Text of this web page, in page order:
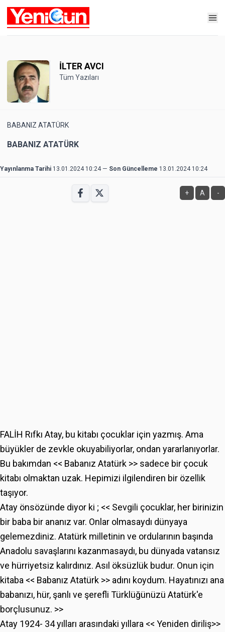
İLTER AVCI
Tüm Yazıları
BABANIZ ATATÜRK
BABANIZ ATATÜRK
Yayınlanma Tarihi 13.01.2024 10:24— Son Güncelleme 13.01.2024 10:24
+ A -
FALİH Rıfkı Atay, bu kitabı çocuklar için yazmış. Ama
büyükler de zevkle okuyabiliyorlar, ondan yararlanıyorlar.
Bu bakımdan << Babanız Atatürk >> sadece bir çocuk
kitabı olmaktan uzak. Hepimizi ilgilendiren bir özellik
taşıyor.
Atay önsözünde diyor ki ; << Sevgili çocuklar, her birinizin
bir baba bir ananız var. Onlar olmasaydı dünyaya
gelemezdiniz. Atatürk milletinin ve ordularının başında
Anadolu savaşlarını kazanmasaydı, bu dünyada vatansız
ve hürriyetsiz kalırdınız. Asıl öksüzlük budur. Onun için
kitaba << Babanız Atatürk >> adını koydum. Hayatınızı ana
babanızı, hür, şanlı ve şerefli Türklüğünüzü Atatürk'e
borçlusunuz. >>
Atay 1924- 34 yılları arasındaki yıllara << Yeniden diriliş>>